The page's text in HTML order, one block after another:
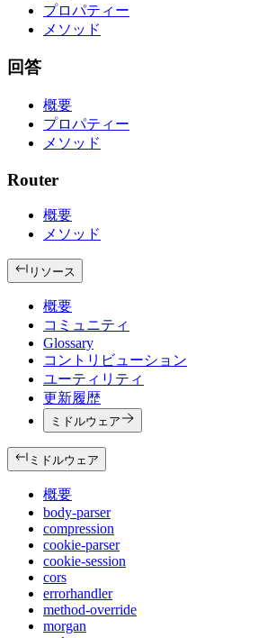
プロパティー
メソッド
回答
概要
プロパティー
メソッド
Router
概要
メソッド
リソース
概要
コミュニティ
Glossary
コントリビューション
ユーティリティ
更新履歴
ミドルウェア
ミドルウェア
概要
body-parser
compression
cookie-parser
cookie-session
cors
errorhandler
method-override
morgan